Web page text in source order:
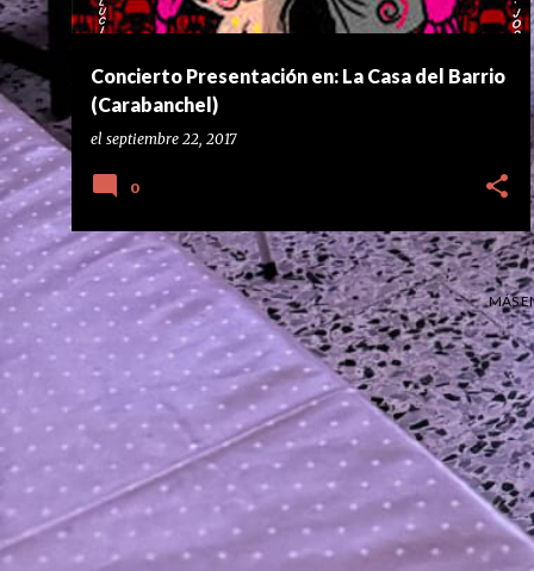
Concierto Presentación en: La Casa del Barrio
(Carabanchel)
el septiembre 22, 2017
0
MÁS